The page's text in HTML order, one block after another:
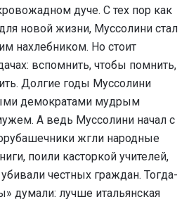
дуче. С тех пор как
новой жизни, Муссолини стал
нахлебником. Но стоит
вспомнить, чтобы помнить,
Долгие годы Муссолини
демократами мудрым
А ведь Муссолини начал с
жгли народные
поили касторкой учителей,
честных граждан. Тогда-
думали: лучше итальянская